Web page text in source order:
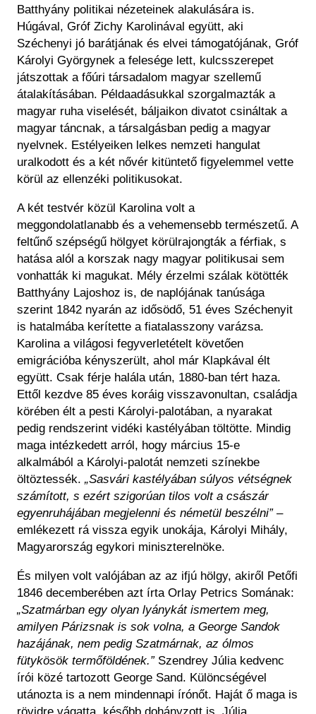
Batthyány politikai nézeteinek alakulására is.
Húgával, Gróf Zichy Karolinával együtt, aki
Széchenyi jó barátjának és elvei támogatójának, Gróf
Károlyi Györgynek a felesége lett, kulcsszerepet
játszottak a főúri társadalom magyar szellemű
átalakításában. Példaadásukkal szorgalmazták a
magyar ruha viselését, báljaikon divatot csináltak a
magyar táncnak, a társalgásban pedig a magyar
nyelvnek. Estélyeiken lelkes nemzeti hangulat
uralkodott és a két nővér kitüntető figyelemmel vette
körül az ellenzéki politikusokat.
A két testvér közül Karolina volt a
meggondolatlanabb és a vehemensebb természetű. A
feltűnő szépségű hölgyet körülrajongták a férfiak, s
hatása alól a korszak nagy magyar politikusai sem
vonhatták ki magukat. Mély érzelmi szálak kötötték
Batthyány Lajoshoz is, de naplójának tanúsága
szerint 1842 nyarán az idősödő, 51 éves Széchenyit
is hatalmába kerítette a fiatalasszony varázsa.
Karolina a világosi fegyverletételt követően
emigrációba kényszerült, ahol már Klapkával élt
együtt. Csak férje halála után, 1880-ban tért haza.
Ettől kezdve 85 éves koráig visszavonultan, családja
körében élt a pesti Károlyi-palotában, a nyarakat
pedig rendszerint vidéki kastélyában töltötte. Mindig
maga intézkedett arról, hogy március 15-e
alkalmából a Károlyi-palotát nemzeti színekbe
öltöztessék. „Sasvári kastélyában súlyos vétségnek
számított, s ezért szigorúan tilos volt a császár
egyenruhájában megjelenni és németül beszélni” –
emlékezett rá vissza egyik unokája, Károlyi Mihály,
Magyarország egykori miniszterelnöke.
És milyen volt valójában az az ifjú hölgy, akiről Petőfi
1846 decemberében azt írta Orlay Petrics Somának:
„Szatmárban egy olyan lyánykát ismertem meg,
amilyen Párizsnak is sok volna, a George Sandok
hazájának, nem pedig Szatmárnak, az ólmos
fütykösök termőföldének.”Szendrey Júlia kedvenc
írói közé tartozott George Sand. Különcségével
utánozta is a nem mindennapi írónőt. Haját ő maga is